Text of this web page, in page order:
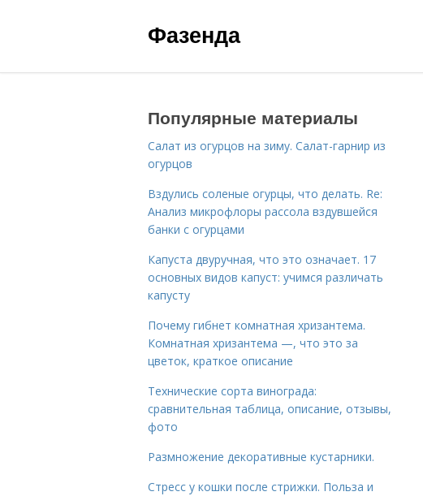
Фазенда
Популярные материалы
Салат из огурцов на зиму. Салат-гарнир из
огурцов
Вздулись соленые огурцы, что делать. Re:
Анализ микрофлоры рассола вздувшейся
банки с огурцами
Капуста двуручная, что это означает. 17
основных видов капуст: учимся различать
капусту
Почему гибнет комнатная хризантема.
Комнатная хризантема —, что это за
цветок, краткое описание
Технические сорта винограда:
сравнительная таблица, описание, отзывы,
фото
Размножение декоративные кустарники.
Стресс у кошки после стрижки. Польза и